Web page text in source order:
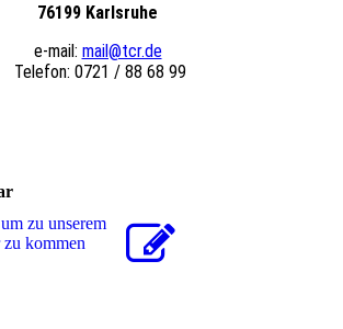
76199 Karlsruhe
e-mail: mail@tcr.de
Telefon: 0721 / 88 68 99
zu unserem
kommen